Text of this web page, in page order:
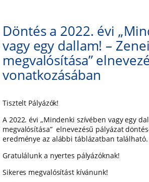
Döntés a 2022. évi
vagy egy dallam! –
megvalósítása”
vonatkozásában
Tisztelt Pályázók!
A 2022. évi „Mindenki szívében vagy egy
megvalósítása” elnevezésű pályázat
eredménye az alábbi táblázatban található.
Gratulálunk a nyertes pályázóknak!
Sikeres megvalósítást kívánunk!